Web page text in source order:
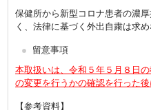
保健所から新型コロナ患者の濃
く、法律に基づく外出自粛は求め
留意事項
本取扱いは、令和５年５月８日
の変更を行うかの確認を行った
【参考資料】